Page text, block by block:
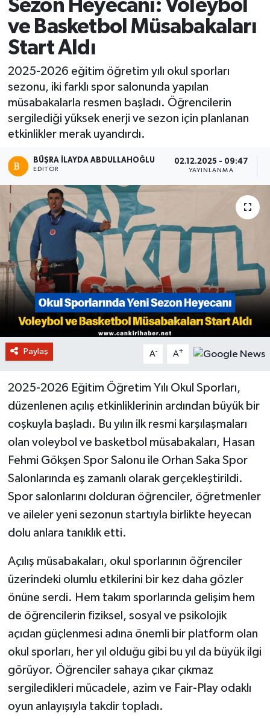
Sezon Heyecanı: Voleybol
ve Basketbol Müsabakaları
Start Aldı
2025-2026 eğitim öğretim yılı okul sporları
sezonu, iki farklı spor salonunda yapılan
müsabakalarla resmen başladı. Öğrencilerin
sergilediği yüksek enerji ve sezon için planlanan
etkinlikler merak uyandırdı.
BÜŞRA İLAYDA ABDULLAHOĞLU
EDITÖR
02.12.2025 - 09:47
YAYINLANMA
Paylaş A- A+
2025-2026 Eğitim Öğretim Yılı Okul Sporları,
düzenlenen açılış etkinliklerinin ardından büyük bir
coşkuyla başladı. Bu yılın ilk resmi karşılaşmaları
olan voleybol ve basketbol müsabakaları, Hasan
Fehmi Gökşen Spor Salonu ile Orhan Saka Spor
Salonlarında eş zamanlı olarak gerçekleştirildi.
Spor salonlarını dolduran öğrenciler, öğretmenler
ve aileler yeni sezonun startıyla birlikte heyecan
dolu anlara tanıklık etti.
Açılış müsabakaları, okul sporlarının öğrenciler
üzerindeki olumlu etkilerini bir kez daha gözler
önüne serdi. Hem takım sporlarında gelişim hem
de öğrencilerin fiziksel, sosyal ve psikolojik
açıdan güçlenmesi adına önemli bir platform olan
okul sporları, her yıl olduğu gibi bu yıl da büyük ilgi
görüyor. Öğrenciler sahaya çıkar çıkmaz
sergiledikleri mücadele, azim ve Fair-Play odaklı
oyun anlayışıyla takdir topladı.